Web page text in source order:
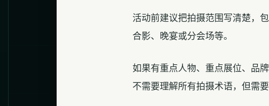
活动前建议把拍摄范围写清楚，
合影、晚宴或分会场等。
如果有重点人物、重点展位、品
不需要理解所有拍摄术语，但需